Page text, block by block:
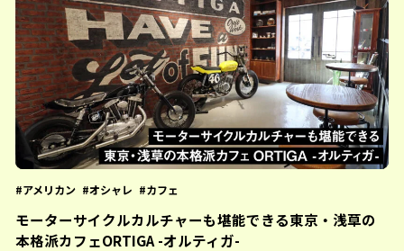
アメリカン オシャレ カフェ
モーターサイクルカルチャーも堪能できる東京・浅草の
本格派カフェORTIGA -オルティガ-